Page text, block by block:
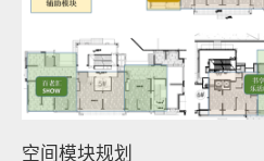
空间模块规划